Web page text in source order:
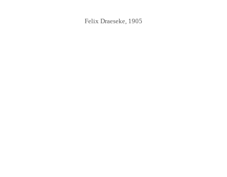
Felix Draeseke, 1905